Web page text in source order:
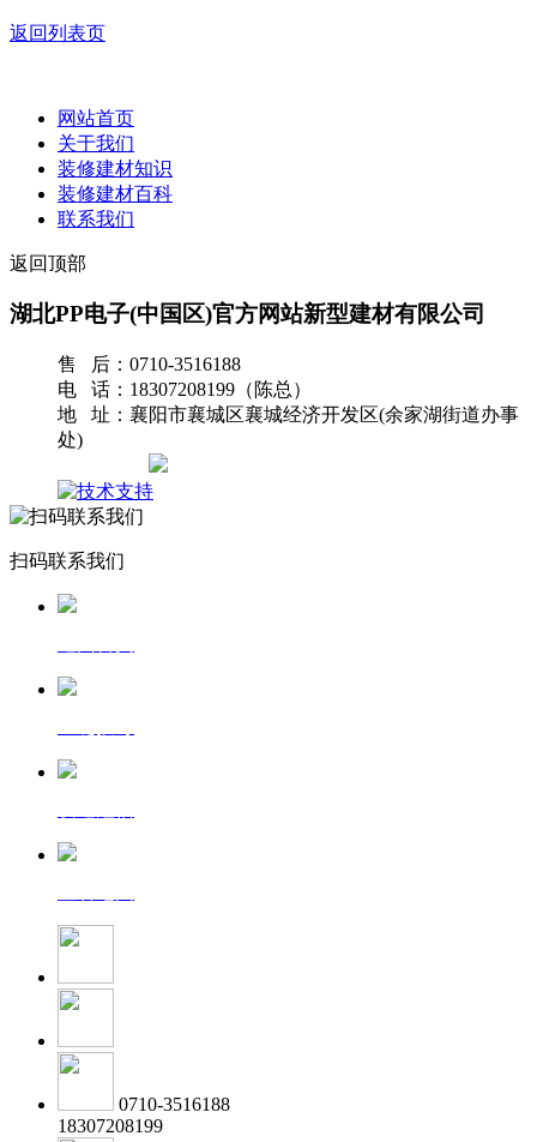
返回列表页
网站首页
关于我们
装修建材知识
装修建材百科
联系我们
返回顶部
湖北PP电子(中国区)官方网站新型建材有限公司
售 后：0710-3516188
电 话：18307208199（陈总）
地 址：襄阳市襄城区襄城经济开发区(余家湖街道办事
处)
扫码联系我们
0710-3516188
18307208199